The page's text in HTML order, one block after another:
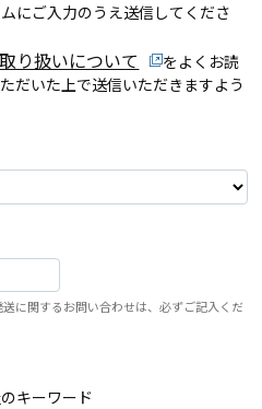
にご入力のうえ送信してくださ
り扱いについて
をよくお読
だいた上で送信いただきますよう
に関するお問い合わせは、必ずご記入くだ
キーワード